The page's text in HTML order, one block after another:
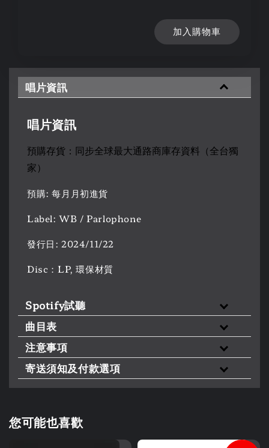
加入購物車
唱片資訊
唱片資訊
預購存貨：同步全球最大通路商庫存資料（全台獨
家）
預購: 每月月初進貨
Label: WB / Parlophone
發行日: 2024/11/22
Disc：LP, 環保材質
Spotify試聽
曲目表
注意事項
寄送須知及付款選項
您可能也喜歡